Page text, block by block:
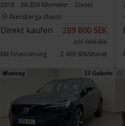
2018
86 250 Kilometer
Diesel
Åkersberga (Runö)
Direkt kaufen 289 800 SEK
291 900 SEK
Mit Finanzierung
2 469 SEK/Monat
Montag 17 Gebote